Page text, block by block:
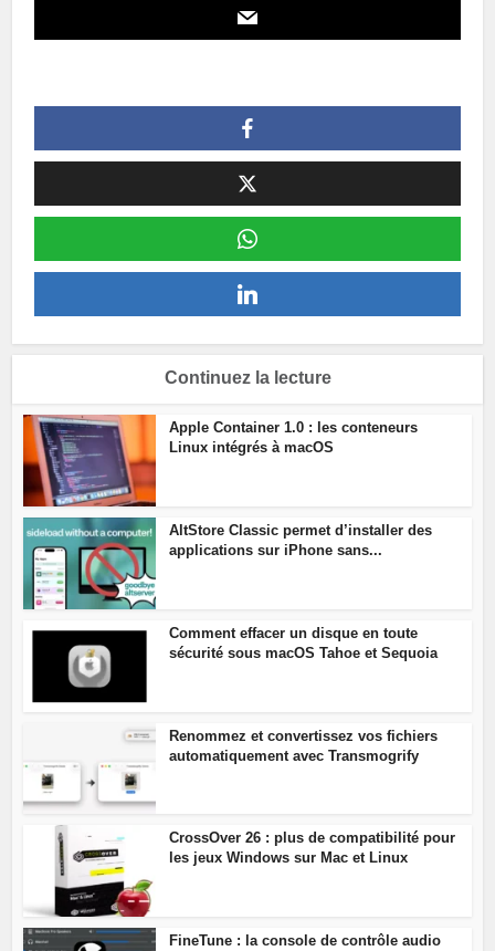
Continuez la lecture
Apple Container 1.0 : les conteneurs
Linux intégrés à macOS
AltStore Classic permet d’installer des
applications sur iPhone sans...
Comment effacer un disque en toute
sécurité sous macOS Tahoe et Sequoia
Renommez et convertissez vos fichiers
automatiquement avec Transmogrify
CrossOver 26 : plus de compatibilité pour
les jeux Windows sur Mac et Linux
FineTune : la console de contrôle audio